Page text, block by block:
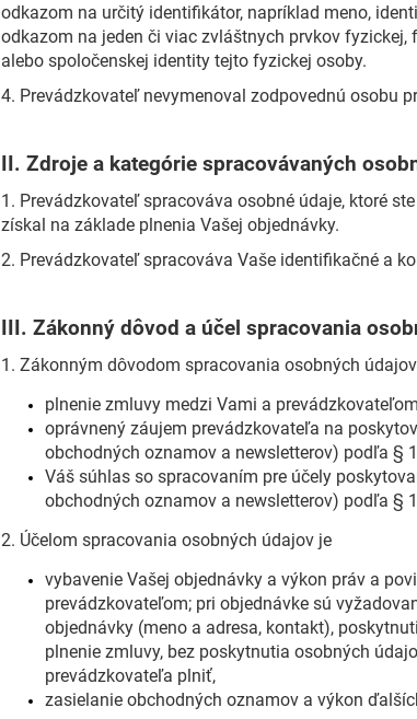
odkazom na určitý identifikátor, napríklad meno,
odkazom na jeden či viac zvláštnych prvkov
alebo spoločenskej identity tejto fyzickej osoby.
4. Prevádzkovateľ nevymenoval zodpovednú osobu
II. Zdroje a kategórie spracovávaných
1. Prevádzkovateľ spracováva osobné údaje, ktoré
získal na základe plnenia Vašej objednávky.
2. Prevádzkovateľ spracováva Vaše identifikačné a
III. Zákonný dôvod a účel spracovania
1. Zákonným dôvodom spracovania osobných
plnenie zmluvy medzi Vami a
oprávnený záujem prevádzkovateľa na
obchodných oznamov a newsletterov) podľa §
Váš súhlas so spracovaním pre účely
obchodných oznamov a newsletterov) podľa §
2. Účelom spracovania osobných údajov je
vybavenie Vašej objednávky a výkon práv a
prevádzkovateľom; pri objednávke sú
objednávky (meno a adresa, kontakt),
plnenie zmluvy, bez poskytnutia osobných
prevádzkovateľa plniť,
zasielanie obchodných oznamov a výkon